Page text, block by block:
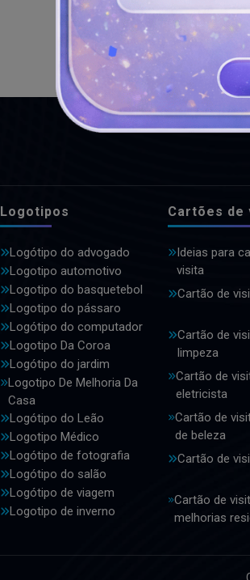
Logotipos
Logótipo do advogado
Logotipo automotivo
Logotipo do basquetebol
Logotipo do pássaro
Logótipo do computador
Logotipo Da Coroa
Logótipo do jardim
Logotipo De Melhoria Da
Casa
Logótipo do Leão
Logotipo Médico
Logótipo de fotografia
Logótipo do salão
Logótipo de viagem
Logotipo de inverno
Cartões de
Ideias para
visita
Cartão de
Cartão de
limpeza
Cartão de
eletricista
Cartão de
de beleza
Cartão de
Cartão de
melhorias